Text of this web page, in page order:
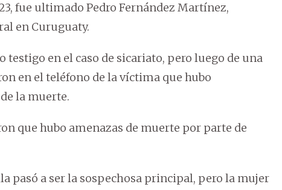
fue ultimado Pedro Fernández Martínez,
en Curuguaty.
en el caso de sicariato, pero luego de una
en el teléfono de la víctima que hubo
la muerte.
que hubo amenazas de muerte por parte de
pasó a ser la sospechosa principal, pero la mujer